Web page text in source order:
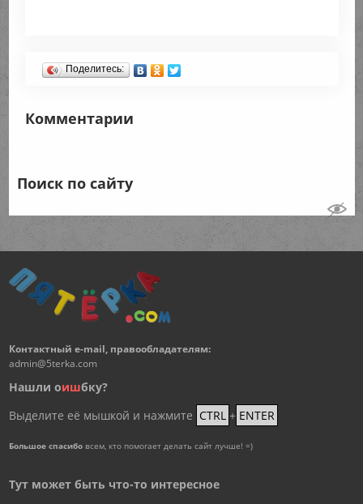
Поделитесь:
Комментарии
Поиск по сайту
Контактный e-mail, правообладателям:
admin@5terka.com
Нашли оишбку?
Выделите её мышкой и нажмите CTRL + ENTER
Большое спасибовсем, кто помогает делать сайт лучше! =)
Тут может быть что-то интересное